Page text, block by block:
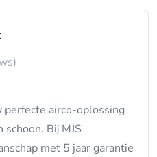
perfecte airco-oplossing
Bij MJS
met 5 jaar garantie